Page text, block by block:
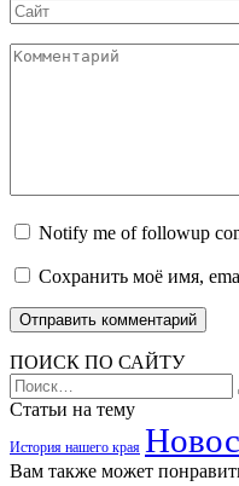
Сайт
Комментарий
Notify me of followup
Сохранить моё имя,
ПОИСК ПО САЙТУ
Search
for:
Статьи на тему
История нашего края
Вам также может